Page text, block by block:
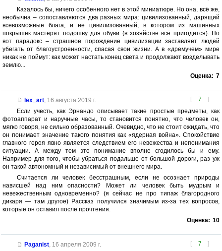
Казалось бы, ничего особенного нет в этой миниатюре. Но она, всё же,
необычна – сопоставляются два разных мира: цивилизованный, дарящий
всевозможные блага, и не цивилизованный, в котором из машинных
покрышек мастерят подошву для обуви (в хозяйстве всё пригодится). Но
вот парадокс – страшное порождение цивилизации заставляет людей
убегать от благоустроенности, спасая свои жизни. А в «дремучем» мире
никак не поймут: как может настать конец света и продолжают возделывать
землю...
Оценка: 7
[ 7 ]
lex_art, 16 августа 2019 г.
Если учесть, как Эрнандо описывает такие простые предметы, как
фотоаппарат и наручные часы, то становится понятно, что человек он,
мягко говоря, не сильно образованный. Очевидно, что не стоит ожидать, что
он понимает значение такого понятия как «ядерная война». Спокойствие
главного героя явно является следствием его невежества и непонимания
ситуации. А между тем это понимание вполне сгодилось бы и ему.
Например для того, чтобы убраться подальше от большой дороги, раз уж
он такой автономный и независимый от внешнего мира.
Считается ли человек бесстрашным, если не осознает природы
нависшей над ним опасности? Может ли человек быть мудрым и
невежественным одновременно? (я сейчас не про типаж благородного
дикаря — там другое) Рассказ получился значимым из-за тех вопросов,
которые он оставил после прочтения.
Оценка: 10
[ 7 ]
Paganist, 16 апреля 2009 г.